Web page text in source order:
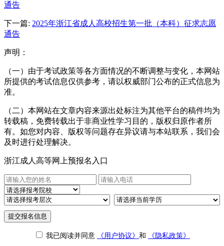
通告
下一篇: 2025年浙江省成人高校招生第一批（本科）征求志愿
通告
声明：
（一）由于考试政策等各方面情况的不断调整与变化，本网站
所提供的考试信息仅供参考，请以权威部门公布的正式信息为
准。
（二）本网站在文章内容来源出处标注为其他平台的稿件均为
转载稿，免费转载出于非商业性学习目的，版权归原作者所
有。如您对内容、版权等问题存在异议请与本站联系，我们会
及时进行处理解决。
浙江成人高等网上预报名入口
提交报名信息
我已阅读并同意 《用户协议》 和 《隐私政策》